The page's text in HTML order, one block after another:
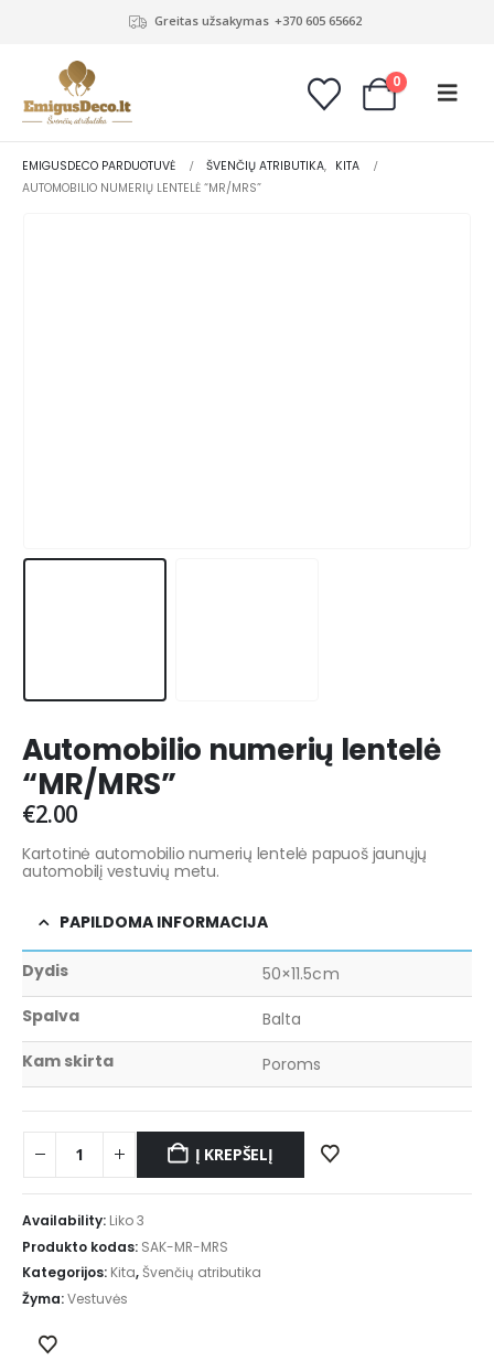
Greitas užsakymas +370 605 65662
0
EMIGUSDECO PARDUOTUVĖ ŠVENČIŲ ATRIBUTIKA, KITA
AUTOMOBILIO NUMERIŲ LENTELĖ “MR/MRS”
Automobilio numerių lentelė
“MR/MRS”
€2.00
Kartotinė automobilio numerių lentelė papuoš jaunųjų
automobilį vestuvių metu.
PAPILDOMA INFORMACIJA
Dydis
50×11.5cm
Spalva
Balta
Kam skirta
Poroms
Į KREPŠELĮ
Availability: Liko 3
Produkto kodas: SAK-MR-MRS
Kategorijos: Kita,Švenčių atributika
Žyma:Vestuvės